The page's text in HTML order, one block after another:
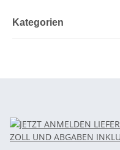
Kategorien